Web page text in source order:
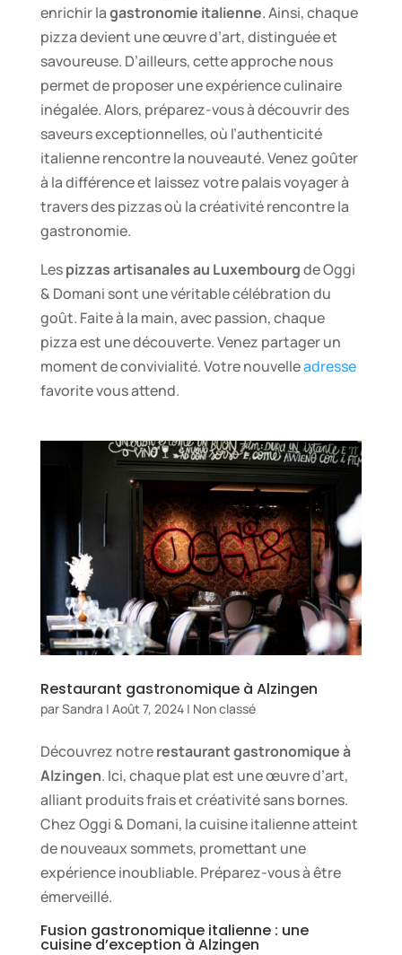
enrichir lagastronomie italienne. Ainsi, chaque
pizza devient une œuvre d’art, distinguée et
savoureuse. D’ailleurs, cette approche nous
permet de proposer une expérience culinaire
inégalée. Alors, préparez-vous à découvrir des
saveurs exceptionnelles, où l’authenticité
italienne rencontre la nouveauté. Venez goûter
à la différence et laissez votre palais voyager à
travers des pizzas où la créativité rencontre la
gastronomie.
Lespizzas artisanales au Luxembourgde Oggi
& Domani sont une véritable célébration du
goût. Faite à la main, avec passion, chaque
pizza est une découverte. Venez partager un
moment de convivialité. Votre nouvelleadresse
favorite vous attend.
Restaurant gastronomique à Alzingen
parSandra | Août 7, 2024| Non classé
Découvrez notrerestaurant gastronomique à
Alzingen. Ici, chaque plat est une œuvre d’art,
alliant produits frais et créativité sans bornes.
Chez Oggi & Domani, la cuisine italienne atteint
de nouveaux sommets, promettant une
expérience inoubliable. Préparez-vous à être
émerveillé.
Fusion gastronomique italienne : une
cuisine d’exception à Alzingen